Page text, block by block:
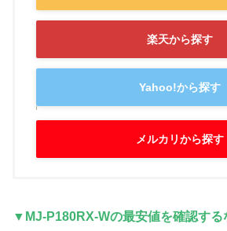
楽天から探す
Yahoo!から探す
メルカリから探す
▼MJ-P180RX-Wの最安値を確認す